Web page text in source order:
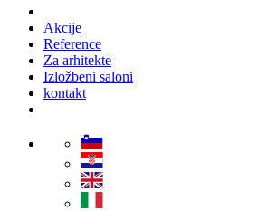
Akcije
Reference
Za arhitekte
Izložbeni saloni
kontakt